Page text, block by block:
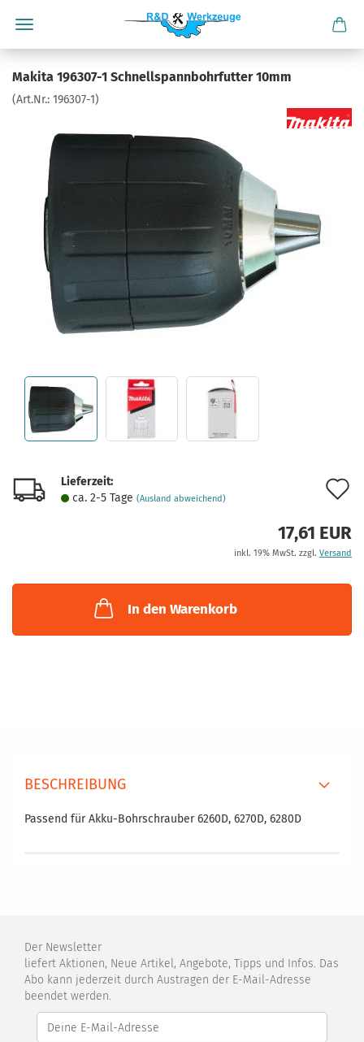
Makita 196307-1 Schnellspannbohrfutter 10mm
(Art.Nr.: 196307-1)
Lieferzeit:
ca. 2-5 Tage (Ausland abweichend)
17,61 EUR
inkl. 19% MwSt. zzgl. Versand
In den Warenkorb
BESCHREIBUNG
Passend für Akku-Bohrschrauber 6260D, 6270D, 6280D
Der Newsletter
liefert Aktionen, Neue Artikel, Angebote, Tipps und Infos. Das
Abo kann jederzeit durch Austragen der E-Mail-Adresse
beendet werden.